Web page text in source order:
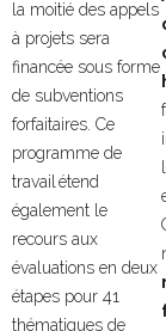
la moitié des appels
à projets sera
financée sous forme
de subventions
forfaitaires. Ce
programme de
travail étend
également le
recours aux
évaluations en deux
étapes pour 41
thématiques de